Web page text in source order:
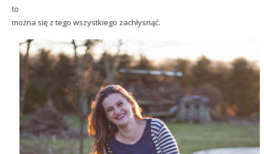
to
można się z tego wszystkiego zachłysnąć.